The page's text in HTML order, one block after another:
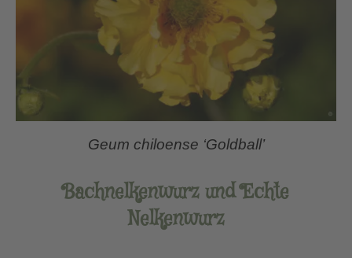
Geum chiloense ‘Goldball’
Bachnelkenwurz und Echte
Nelkenwurz